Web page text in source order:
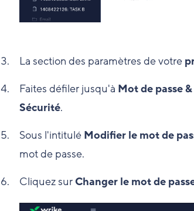
La section des paramètres de votre
Faites défiler jusqu'à Mot de passe
Sécurité.
Sous l'intitulé Modifier le mot de
mot de passe.
Cliquez surChanger le mot de